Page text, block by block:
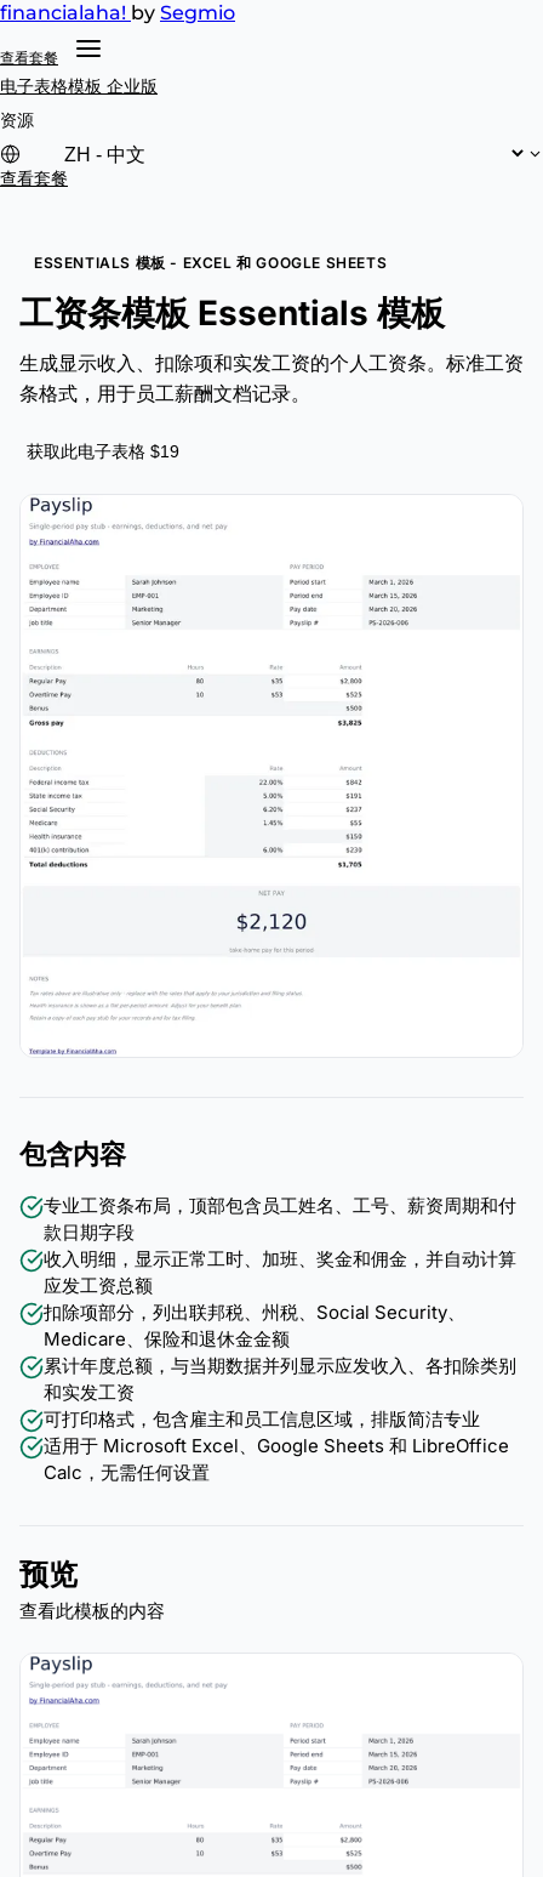
financialaha! by Segmio
查看套餐
电子表格模板 企业版
资源
查看套餐
ESSENTIALS 模板 - EXCEL 和 GOOGLE SHEETS
工资条模板 Essentials 模板
生成显示收入、扣除项和实发工资的个人工资条。标准工资
条格式，用于员工薪酬文档记录。
获取此电子表格 $19
包含内容
专业工资条布局，顶部包含员工姓名、工号、薪资周期和付
款日期字段
收入明细，显示正常工时、加班、奖金和佣金，并自动计算
应发工资总额
扣除项部分，列出联邦税、州税、Social Security、
Medicare、保险和退休金金额
累计年度总额，与当期数据并列显示应发收入、各扣除类别
和实发工资
可打印格式，包含雇主和员工信息区域，排版简洁专业
适用于 Microsoft Excel、Google Sheets 和 LibreOffice
Calc，无需任何设置
预览
查看此模板的内容